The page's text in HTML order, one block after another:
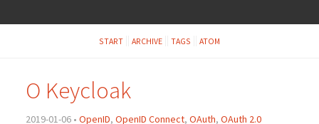
START ARCHIVE TAGS ATOM
О Keycloak
2019-01-06 • OpenID, OpenID Connect, OAuth, OAuth 2.0